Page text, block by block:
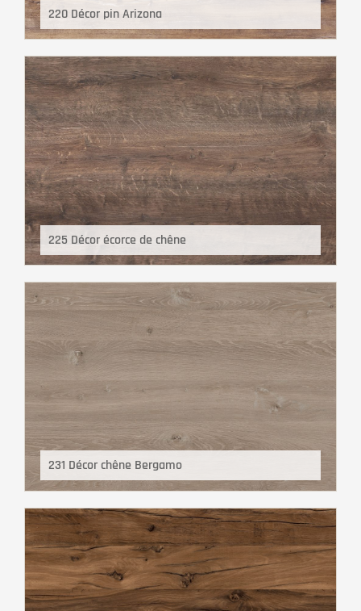
220 Décor pin Arizona
225 Décor écorce de chêne
231 Décor chêne Bergamo